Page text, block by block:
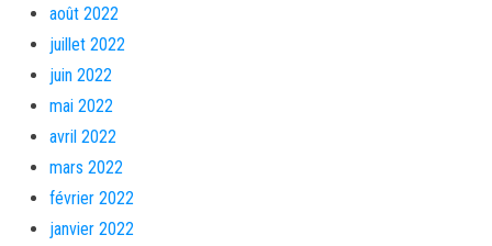
août 2022
juillet 2022
juin 2022
mai 2022
avril 2022
mars 2022
février 2022
janvier 2022